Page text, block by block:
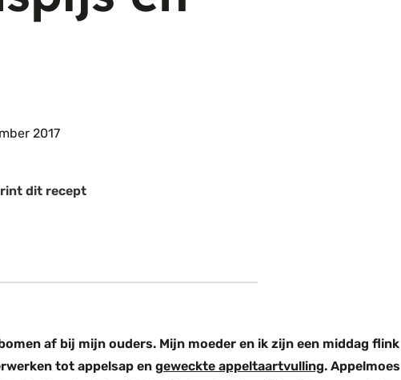
2017
dit recept
af bij mijn ouders. Mijn moeder en ik zijn een middag flink
tot appelsap en geweckte appeltaartvulling. Appelmoes